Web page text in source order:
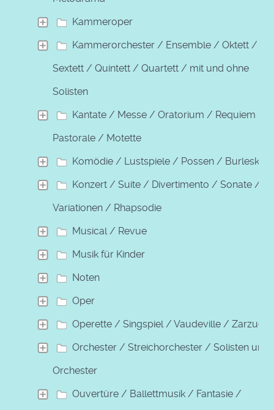
Kammeroper
Kammerorchester / Ensemble / Oktett /
Sextett / Quintett / Quartett / mit und ohne
Solisten
Kantate / Messe / Oratorium / Requiem /
Pastorale / Motette
Komödie / Lustspiele / Possen / Burleske
Konzert / Suite / Divertimento / Sonate /
Variationen / Rhapsodie
Musical / Revue
Musik für Kinder
Noten
Oper
Operette / Singspiel / Vaudeville / Zarzuela
Orchester / Streichorchester / Solisten und
Orchester
Ouvertüre / Ballettmusik / Fantasie /